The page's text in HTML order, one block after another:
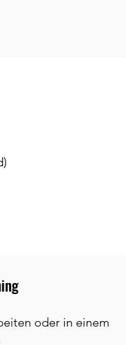
oder in einem